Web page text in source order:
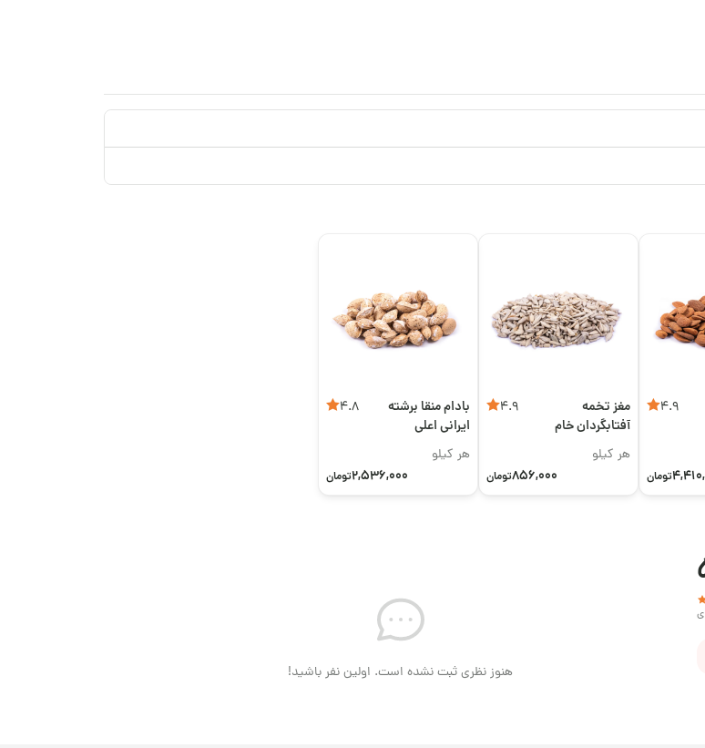
4.9
تومان
مغز تخمه
آفتابگردان خام
4.9
هر کیلو
856,000تومان
بادام منقا برشته
ایرانی اعلی
4.8
هر کیلو
2,536,000تومان
هنوز نظری ثبت نشده است. اولین نفر باشید!